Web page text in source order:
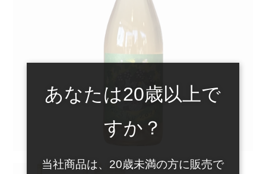
あなたは20歳以上で
すか？
当社商品は、20歳未満の方に販売で